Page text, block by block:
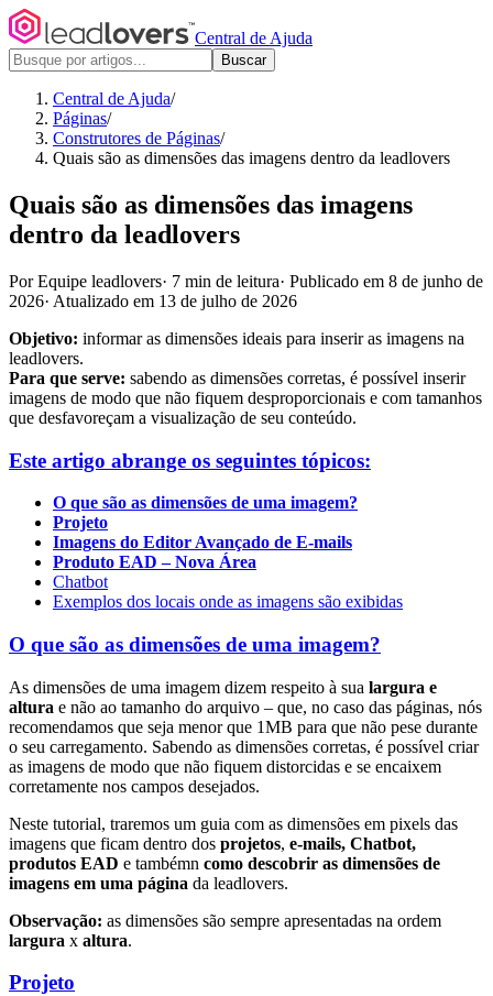
Central de Ajuda
Buscar
Central de Ajuda/
Páginas/
Construtores de Páginas/
Quais são as dimensões das imagens dentro da leadlovers
Quais são as dimensões das imagens
dentro da leadlovers
Por Equipe leadlovers· 7 min de leitura· Publicado em 8 de junho de
2026· Atualizado em 13 de julho de 2026
Objetivo: informar as dimensões ideais para inserir as imagens na
leadlovers.
Para que serve: sabendo as dimensões corretas, é possível inserir
imagens de modo que não fiquem desproporcionais e com tamanhos
que desfavoreçam a visualização de seu conteúdo.
Este artigo abrange os seguintes tópicos:
O que são as dimensões de uma imagem?
Projeto
Imagens do Editor Avançado de E-mails
Produto EAD – Nova Área
Chatbot
Exemplos dos locais onde as imagens são exibidas
O que são as dimensões de uma imagem?
As dimensões de uma imagem dizem respeito à sua largura e
altura e não ao tamanho do arquivo – que, no caso das páginas, nós
recomendamos que seja menor que 1MB para que não pese durante
o seu carregamento. Sabendo as dimensões corretas, é possível criar
as imagens de modo que não fiquem distorcidas e se encaixem
corretamente nos campos desejados.
Neste tutorial, traremos um guia com as dimensões em pixels das
imagens que ficam dentro dos projetos, e-mails, Chatbot,
produtos EAD e tambémn como descobrir as dimensões de
imagens em uma página da leadlovers.
Observação: as dimensões são sempre apresentadas na ordem
largura x altura.
Projeto